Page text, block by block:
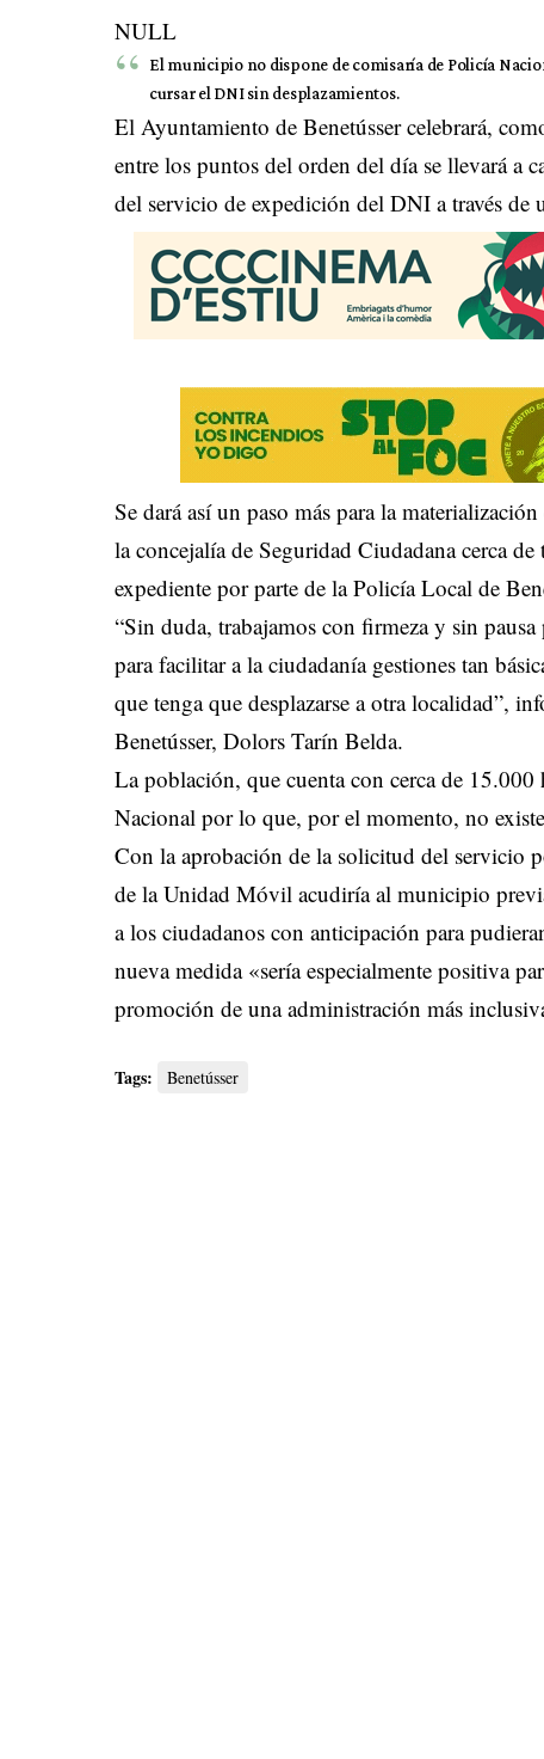
NULL
El municipio no dispone de comisaría de Policía
cursar el DNI sin desplazamientos.
El Ayuntamiento de Benetússer celebrará,
entre los puntos del orden del día se llevará a
del servicio de expedición del DNI a través de
Se dará así un paso más para la
la concejalía de Seguridad Ciudadana cerca
expediente por parte de la Policía Local de
“Sin duda, trabajamos con firmeza y sin
para facilitar a la ciudadanía gestiones tan
que tenga que desplazarse a otra localidad”,
Benetússer, Dolors Tarín Belda.
La población, que cuenta con cerca de
Nacional por lo que, por el momento, no
Con la aprobación de la solicitud del servicio
de la Unidad Móvil acudiría al municipio
a los ciudadanos con anticipación para
nueva medida «sería especialmente positiva
promoción de una administración más
Tags: Benetússer